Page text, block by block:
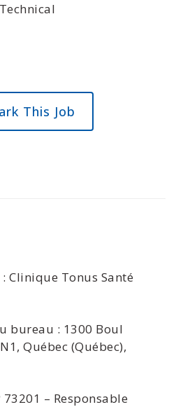
This Job
Clinique Tonus Santé
bureau : 1300 Boul
Québec (Québec),
– Responsable